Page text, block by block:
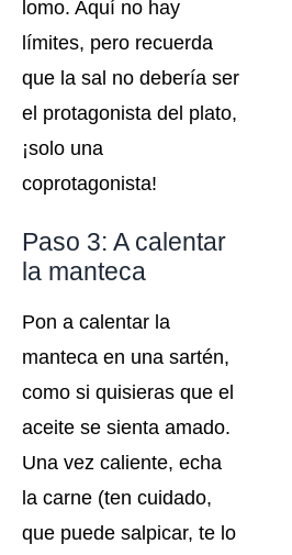
lomo. Aquí no hay
límites, pero recuerda
que la sal no debería ser
el protagonista del plato,
¡solo una
coprotagonista!
Paso 3: A calentar
la manteca
Pon a calentar la
manteca en una sartén,
como si quisieras que el
aceite se sienta amado.
Una vez caliente, echa
la carne (ten cuidado,
que puede salpicar, te lo